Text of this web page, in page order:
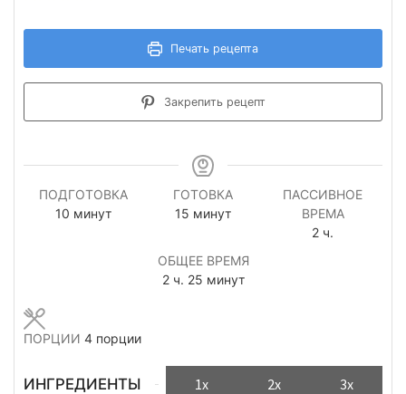
Печать рецепта
Закрепить рецепт
ПОДГОТОВКА
10 минуты
минут
ГОТОВКА
15 минуты
минут
ПАССИВНОЕ
ВРЕМА
2часов
ч.
ОБЩЕЕ ВРЕМЯ
2часов
ч. 25минуты
минут
ПОРЦИИ 4 порции
ИНГРЕДИЕНТЫ 1x 2x 3x